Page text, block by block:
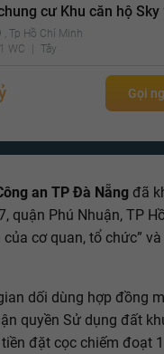
cư Khu căn hộ Sky
, Tp Hồ Chí Minh
1 WC Tây
Gọi
an TP Đà Nẵng đã
quận Phú Nhuận, TP
cơ quan, tổ chức” và
dối dùng hợp đồng
quyền Sử dụng đất
đặt cọc chiếm đoạt